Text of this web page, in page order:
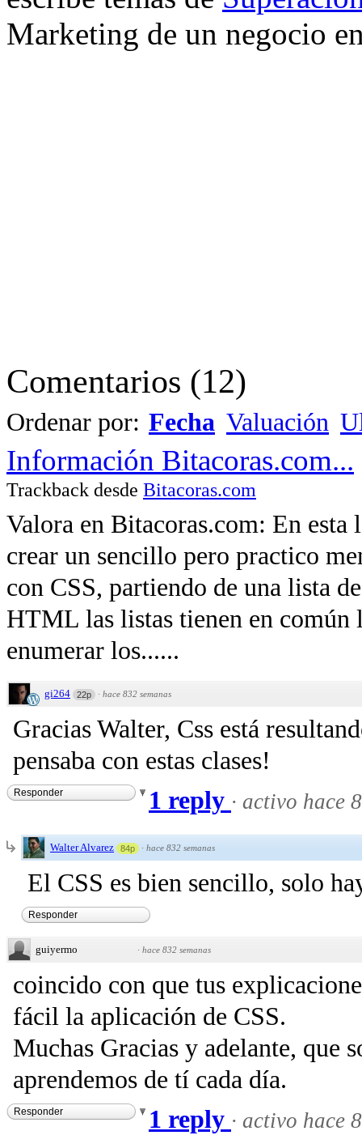
Marketing de un negocio
Comentarios (12)
Ordenar por: Fecha Valuación
Información Bitacoras.com...
Trackback desde Bitacoras.com
Valora en Bitacoras.com: En esta
crear un sencillo pero practico
con CSS, partiendo de una lista
HTML las listas tienen en
enumerar los......
gi264 22p · hace 832 semanas
Gracias Walter, Css está
pensaba con estas clases!
Responder 1 reply · activo hace
Walter Alvarez 84p · hace 832 semanas
El CSS es bien sencillo, solo
Responder
guiyermo · hace 832 semanas
coincido con que tus
fácil la aplicación de CSS.
Muchas Gracias y adelante, que
aprendemos de tí cada día.
Responder 1 reply · activo hace